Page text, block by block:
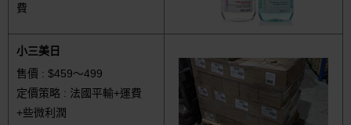
費
小三美日
售價 : $459～499
定價策略 : 法國平輸+運費
+些微利潤